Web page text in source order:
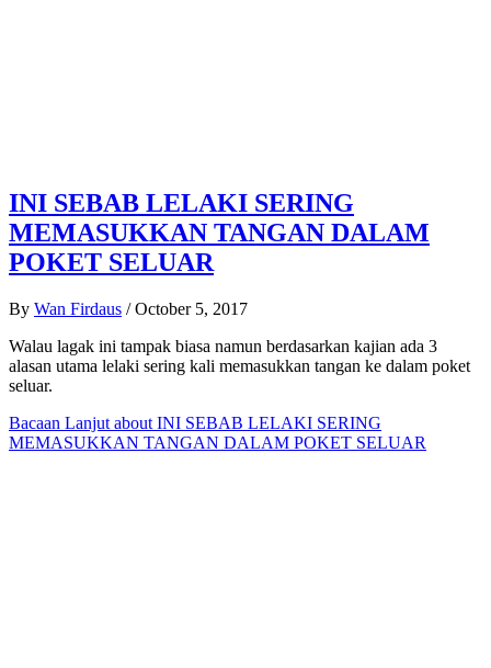
INI SEBAB LELAKI SERING
MEMASUKKAN TANGAN DALAM
POKET SELUAR
By Wan Firdaus / October 5, 2017
Walau lagak ini tampak biasa namun berdasarkan kajian ada 3
alasan utama lelaki sering kali memasukkan tangan ke dalam poket
seluar.
Bacaan Lanjut about INI SEBAB LELAKI SERING
MEMASUKKAN TANGAN DALAM POKET SELUAR